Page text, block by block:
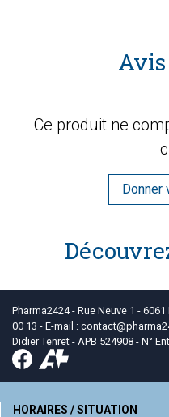
Ce produit ne
Donner
Pharma2424 - Rue Neuve 1 -
00 13 - E-mail : contact@
Didier Tenret - APB 524908 - N°
HORAIRES / SITUATION